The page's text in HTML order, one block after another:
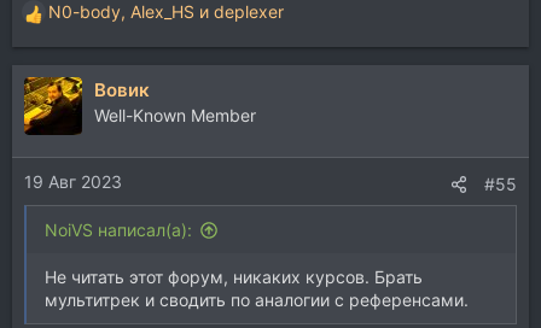
Р
е
а
к
ц
и
и
:
N0-body, Alex_HS и deplexer
Вовик
Well-Known Member
19 Авг 2023 #55
NoiVS написал(а):
Не читать этот форум, никаких курсов. Брать
мультитрек и сводить по аналогии с референсами.